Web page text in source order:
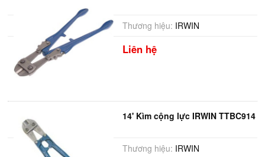
Thương hiệu: IRWIN
Liên hệ
14' Kìm cộng lực IRWIN TTBC914
Thương hiệu: IRWIN